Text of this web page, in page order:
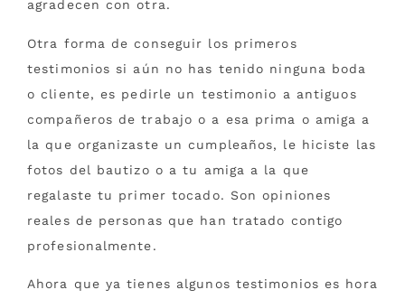
agradecen con otra.
Otra forma de conseguir los primeros
testimonios si aún no has tenido ninguna boda
o cliente, es pedirle un testimonio a antiguos
compañeros de trabajo o a esa prima o amiga a
la que organizaste un cumpleaños, le hiciste las
fotos del bautizo o a tu amiga a la que
regalaste tu primer tocado. Son opiniones
reales de personas que han tratado contigo
profesionalmente.
Ahora que ya tienes algunos testimonios es hora